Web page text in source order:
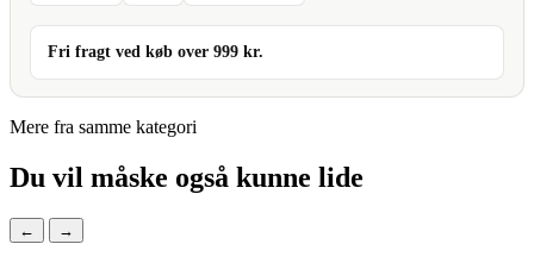
Fri fragt ved køb over 999 kr.
Mere fra samme kategori
Du vil måske også kunne lide
← →